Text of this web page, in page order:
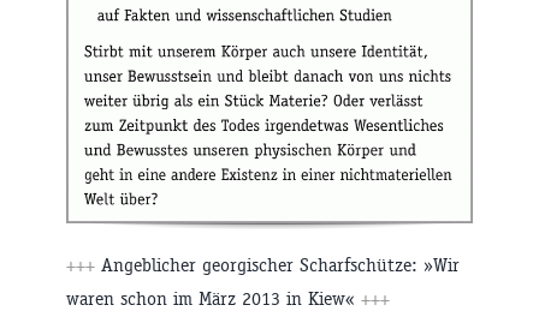
+++ Angeblicher georgischer Scharfschütze: »Wir
waren schon im März 2013 in Kiew« +++